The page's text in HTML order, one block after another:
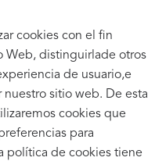
cookies con el fin
Web, distinguirlade otros
de usuario,e
sitio web. De esta
cookies que
para
política de cookies tiene